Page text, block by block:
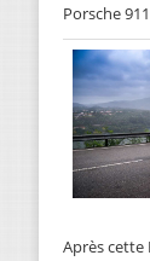
Porsche
Après cette